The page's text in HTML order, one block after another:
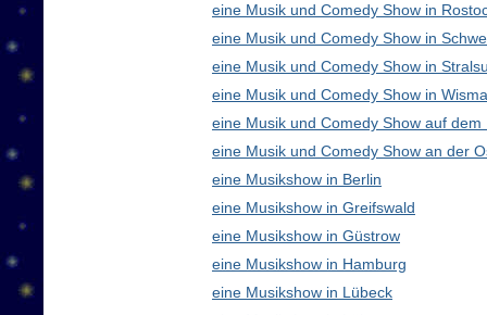
eine Musik und Comedy Show in
eine Musik und Comedy Show in
eine Musik und Comedy Show in
eine Musik und Comedy Show in
eine Musik und Comedy Show auf dem
eine Musik und Comedy Show an der
eine Musikshow in Berlin
eine Musikshow in Greifswald
eine Musikshow in Güstrow
eine Musikshow in Hamburg
eine Musikshow in Lübeck